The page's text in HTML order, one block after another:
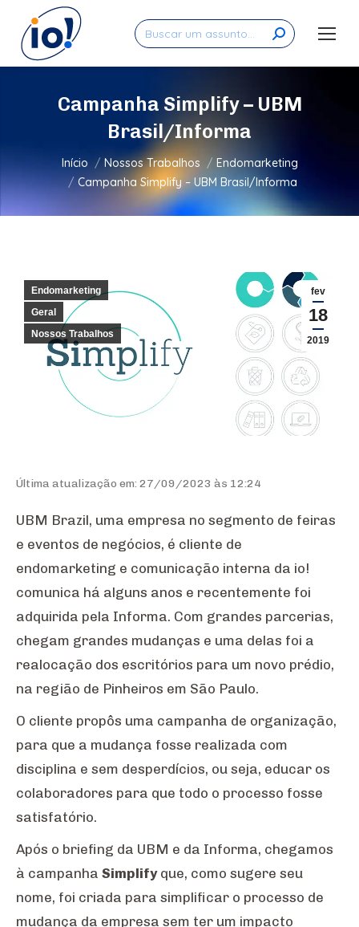
Search:
Campanha Simplify – UBM
Brasil/Informa
Você está aqui:
Início Nossos Trabalhos
Endomarketing
Campanha Simplify – UBM Brasil/Informa
fev
18
2019
Endomarketing
Geral
Nossos Trabalhos
Última atualização em: 27/09/2023 às 12:24
UBM Brazil, uma empresa no segmento de feiras
e eventos de negócios, é cliente de
endomarketing e comunicação interna da io!
comunica há alguns anos e recentemente foi
adquirida pela Informa. Com grandes parcerias,
chegam grandes mudanças e uma delas foi a
realocação dos escritórios para um novo prédio,
na região de Pinheiros em São Paulo.
O cliente propôs uma campanha de organização,
para que a mudança fosse realizada com
disciplina e sem desperdícios, ou seja, educar os
colaboradores para que todo o processo fosse
satisfatório.
Após o briefing da UBM e da Informa, chegamos
à campanha Simplifyque, como sugere seu
nome, foi criada para simplificar o processo de
mudança da empresa sem ter um impacto